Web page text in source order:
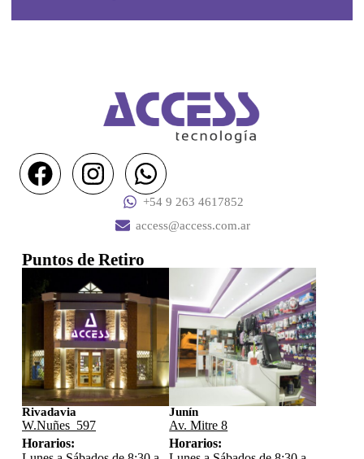
+54 9 263 4617852
access@access.com.ar
Puntos de Retiro
Rivadavia
W.Nuñes 597
Horarios:
Junín
Av. Mitre 8
Horarios: